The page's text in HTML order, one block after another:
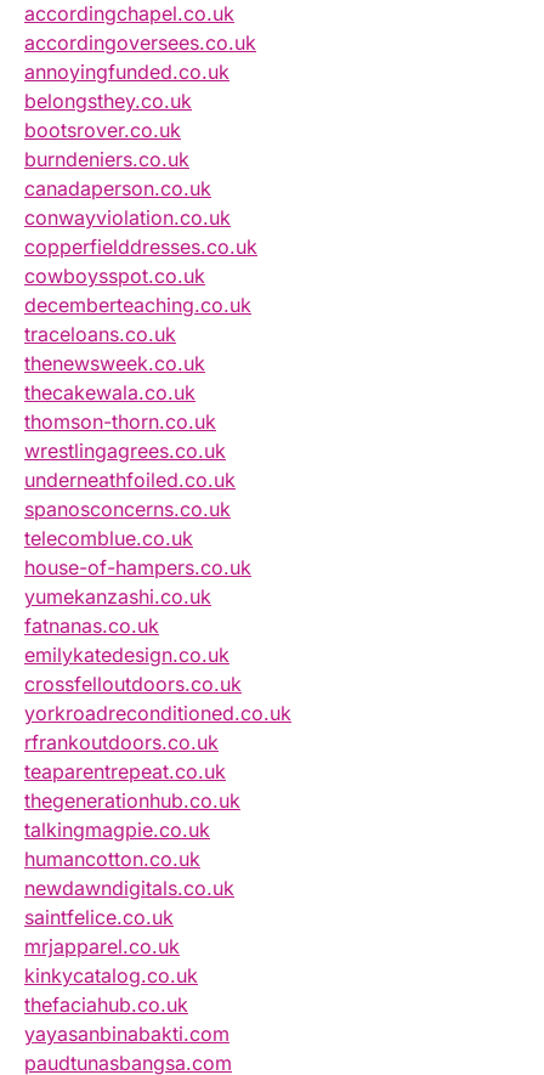
accordingchapel.co.uk
accordingoversees.co.uk
annoyingfunded.co.uk
belongsthey.co.uk
bootsrover.co.uk
burndeniers.co.uk
canadaperson.co.uk
conwayviolation.co.uk
copperfielddresses.co.uk
cowboysspot.co.uk
decemberteaching.co.uk
traceloans.co.uk
thenewsweek.co.uk
thecakewala.co.uk
thomson-thorn.co.uk
wrestlingagrees.co.uk
underneathfoiled.co.uk
spanosconcerns.co.uk
telecomblue.co.uk
house-of-hampers.co.uk
yumekanzashi.co.uk
fatnanas.co.uk
emilykatedesign.co.uk
crossfelloutdoors.co.uk
yorkroadreconditioned.co.uk
rfrankoutdoors.co.uk
teaparentrepeat.co.uk
thegenerationhub.co.uk
talkingmagpie.co.uk
humancotton.co.uk
newdawndigitals.co.uk
saintfelice.co.uk
mrjapparel.co.uk
kinkycatalog.co.uk
thefaciahub.co.uk
yayasanbinabakti.com
paudtunasbangsa.com